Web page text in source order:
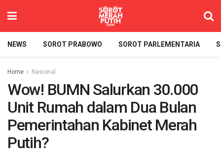
NEWS SOROT PRABOWO SOROT PARLEMENTARIA
Home Nasional
Wow! BUMN Salurkan 30.000
Unit Rumah dalam Dua Bulan
Pemerintahan Kabinet Merah
Putih?